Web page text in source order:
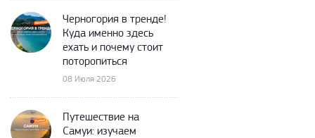
Черногория в тренде!
Куда именно здесь
ехать и почему стоит
поторопиться
08 Июля 2026
Путешествие на
Самуи: изучаем